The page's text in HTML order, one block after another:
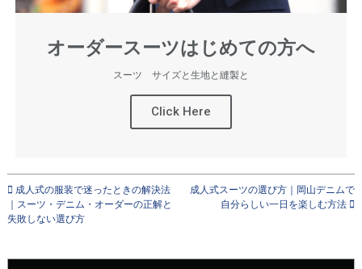
オーダースーツはじめての方へ
スーツ サイズと生地と縫製と
Click Here
成人式の服装で迷ったときの解決法
｜スーツ・デニム・オーダーの正解と
失敗しない選び方
成人式スーツの選び方｜岡山デニムで
自分らしい一日を楽しむ方法